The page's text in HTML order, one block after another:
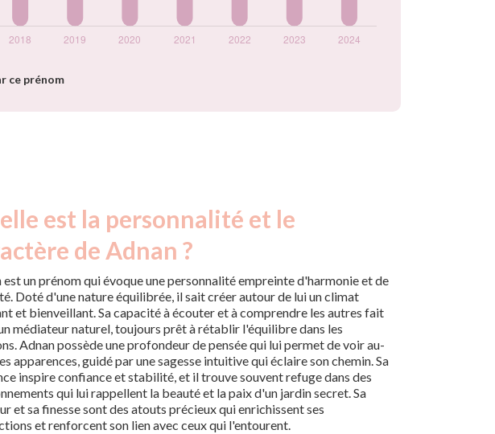
ce prénom
est la personnalité et le
de Adnan ?
est un prénom qui évoque une personnalité empreinte d'harmonie et de
Doté d'une nature équilibrée, il sait créer autour de lui un climat
et bienveillant. Sa capacité à écouter et à comprendre les autres fait
médiateur naturel, toujours prêt à rétablir l'équilibre dans les
Adnan possède une profondeur de pensée qui lui permet de voir au-
apparences, guidé par une sagesse intuitive qui éclaire son chemin. Sa
inspire confiance et stabilité, et il trouve souvent refuge dans des
qui lui rappellent la beauté et la paix d'un jardin secret. Sa
et sa finesse sont des atouts précieux qui enrichissent ses
et renforcent son lien avec ceux qui l'entourent.